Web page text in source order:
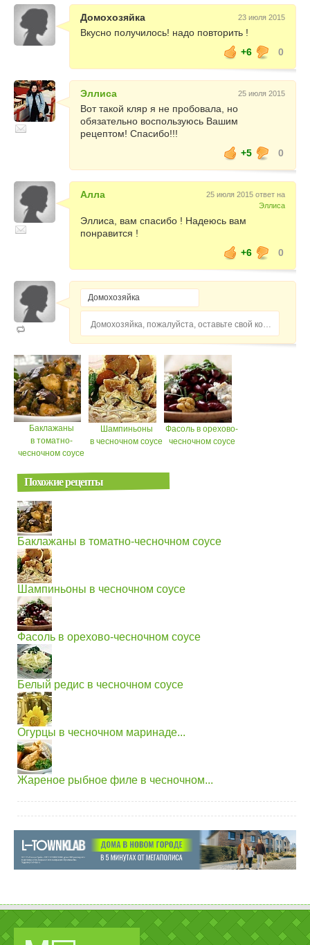
Домохозяйка 23 июля 2015
Вкусно получилось! надо повторить !
+6
0
Эллиса 25 июля 2015
Вот такой кляр я не пробовала, но
обязательно воспользуюсь Вашим
рецептом! Спасибо!!!
+5
0
Алла
25 июля 2015 ответ на
Эллиса
Эллиса, вам спасибо ! Надеюсь вам
понравится !
+6
0
Баклажаны
в томатно-
чесночном соусе
Шампиньоны
в чесночном соусе
Фасоль в орехово-
чесночном соусе
Похожие рецепты
Баклажаны в томатно-чесночном соусе
Шампиньоны в чесночном соусе
Фасоль в орехово-чесночном соусе
Белый редис в чесночном соусе
Огурцы в чесночном маринаде...
Жареное рыбное филе в чесночном...